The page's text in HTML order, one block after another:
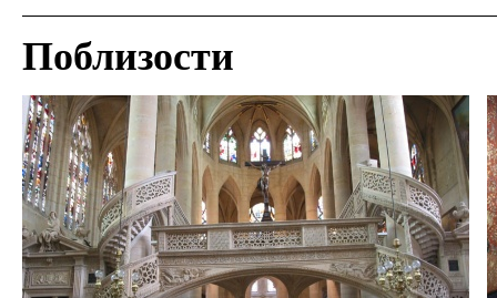
Поблизости